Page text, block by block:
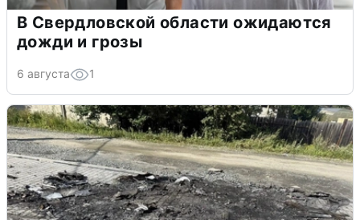
В Свердловской области ожидаются
дожди и грозы
6 августа 1